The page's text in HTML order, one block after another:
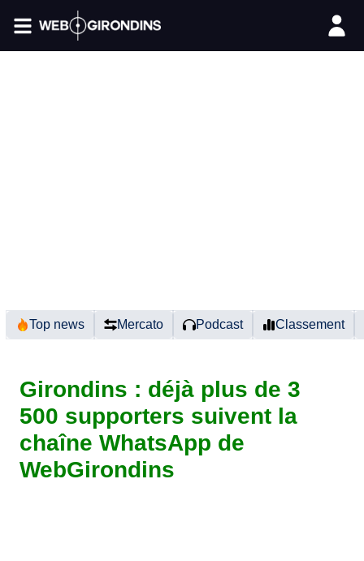
Top news Mercato Podcast Classement
Girondins : déjà plus de 3
500 supporters suivent la
chaîne WhatsApp de
WebGirondins